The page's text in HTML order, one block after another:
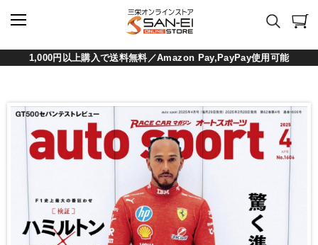
1,000円以上購入で送料無料／Amazon Pay,PayPay使用可能